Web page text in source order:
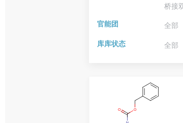
桥接
官能团 全部
库库状态 全部